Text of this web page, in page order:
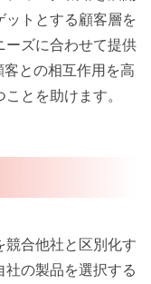
トとする顧客層を
ーズに合わせて提供
との相互作用を高
とを助けます。
競合他社と区別化す
の製品を選択する